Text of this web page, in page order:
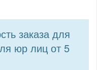
заказа для
юр лиц от 5